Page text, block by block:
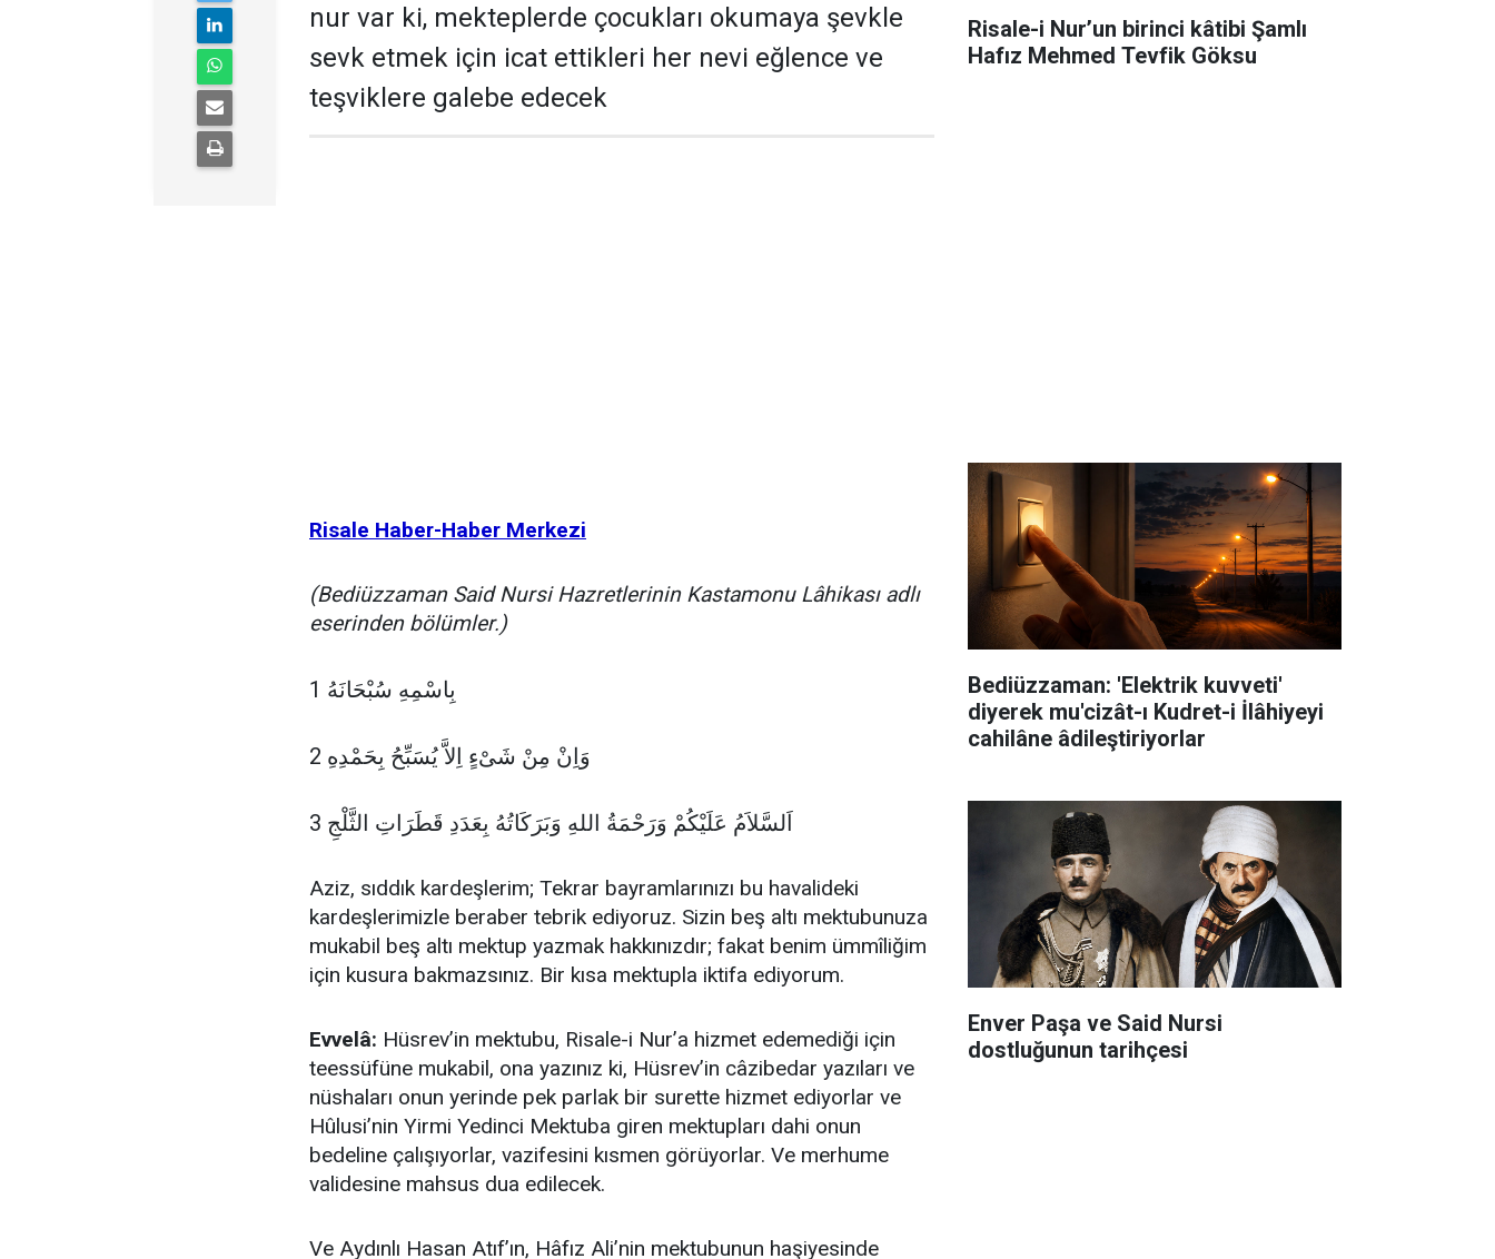
nur var ki, mekteplerde çocukları okumaya şevkle
sevk etmek için icat ettikleri her nevi eğlence ve
teşviklere galebe edecek
Risale Haber-Haber Merkezi
(Bediüzzaman Said Nursi Hazretlerinin Kastamonu Lâhikası adlı
eserinden bölümler.)
1 بِاسْمِهِ سُبْحَانَهُ
اَلسَّلاَمُ عَلَيْكُمْ وَرَحْمَةُ اللهِ وَبَرَكَاتُهُ بِعَدَدِ قَطَرَاتِ الثَّلْجِ 3
Aziz, sıddık kardeşlerim; Tekrar bayramlarınızı bu havalideki
kardeşlerimizle beraber tebrik ediyoruz. Sizin beş altı mektubunuza
mukabil beş altı mektup yazmak hakkınızdır; fakat benim ümmîliğim
için kusura bakmazsınız. Bir kısa mektupla iktifa ediyorum.
Evvelâ: Hüsrev’in mektubu, Risale-i Nur’a hizmet edemediği için
teessüfüne mukabil, ona yazınız ki, Hüsrev’in câzibedar yazıları ve
nüshaları onun yerinde pek parlak bir surette hizmet ediyorlar ve
Hûlusi’nin Yirmi Yedinci Mektuba giren mektupları dahi onun
bedeline çalışıyorlar, vazifesini kısmen görüyorlar. Ve merhume
validesine mahsus dua edilecek.
Ve Aydınlı Hasan Atıf’ın, Hâfız Ali’nin mektubunun haşiyesinde
Risale-i Nur’un birinci kâtibi Şamlı
Hafız Mehmed Tevfik Göksu
Bediüzzaman: 'Elektrik kuvveti'
diyerek mu'cizât-ı Kudret-i İlâhiyeyi
cahilâne âdileştiriyorlar
Enver Paşa ve Said Nursi
dostluğunun tarihçesi